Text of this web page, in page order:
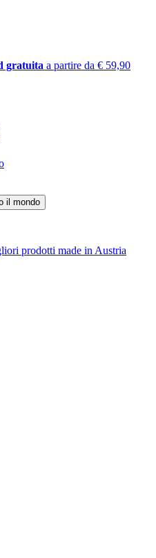
gratuita a partire da € 59,90
prodotti made in Austria